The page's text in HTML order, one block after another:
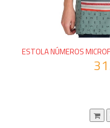
ESTOLA NÚMEROS